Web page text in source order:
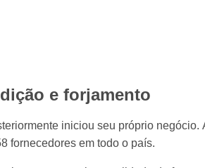
e forjamento
iniciou seu próprio negócio.
fornecedores em todo o país.